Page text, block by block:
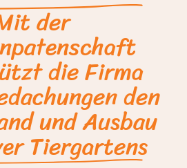
der
die Firma
den
und Ausbau
Tiergartens